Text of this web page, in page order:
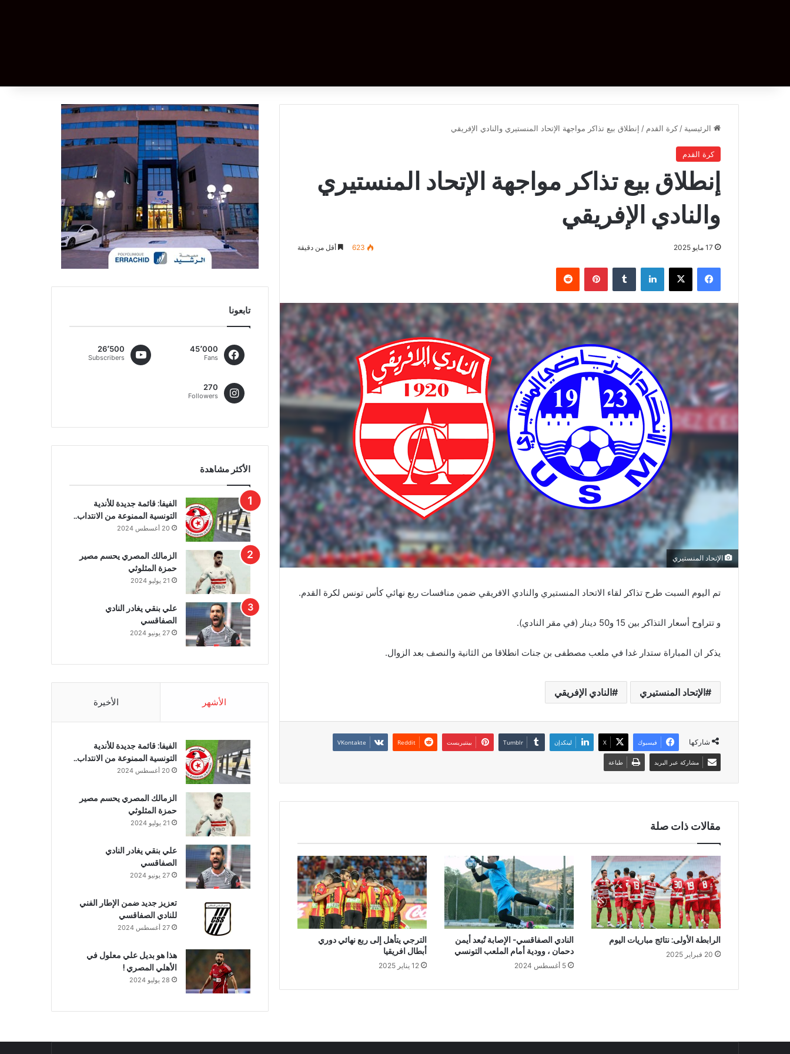
الرئيسية / كرة القدم / إنطلاق بيع تذاكر مواجهة الإتحاد المنستيري والنادي الإفريقي
كرة القدم
إنطلاق بيع تذاكر مواجهة الإتحاد المنستيري
والنادي الإفريقي
17 مايو 2025 623 أقل من دقيقة
فيسبوك ‫X لينكدإن بينتيريست
الإتحاد المنستيري
تم اليوم السبت طرح تذاكر لقاء الاتحاد المنستيري والنادي الافريقي ضمن منافسات ربع نهائي كأس تونس لكرة القدم.
و تتراوح أسعار التذاكر بين 15 و50 دينار (في مقر النادي).
يذكر ان المباراة ستدار غدا في ملعب مصطفى بن جنات انطلاقا من الثانية والنصف بعد الزوال.
الإتحاد المنستيري النادي الإفريقي
شاركها فيسبوك ‫X لينكدإن بينتيريست
مشاركة عبر البريد طباعة
مقالات ذات صلة
الرابطة الأولى: نتائج مباريات اليوم
20 فبراير 2025
النادي الصفاقسي- الإصابة تُبعد أيمن
دحمان ، وودية أمام الملعب التونسي
5 أغسطس 2024
الترجي يتأهل إلى ربع نهائي دوري
أبطال افريقيا
12 يناير 2025
تابعونا
45٬000
Fans
26٬500
Subscribers
270
Followers
الأكثر مشاهدة
الفيفا: قائمة جديدة للأندية
التونسية الممنوعة من الانتداب..
20 أغسطس 2024
الزمالك المصري يحسم مصير
حمزة المثلوثي
21 يوليو 2024
علي بنقي يغادر النادي
الصفاقسي
27 يونيو 2024
الأشهر الأخيرة
الفيفا: قائمة جديدة للأندية
التونسية الممنوعة من الانتداب..
20 أغسطس 2024
الزمالك المصري يحسم مصير
حمزة المثلوثي
21 يوليو 2024
علي بنقي يغادر النادي
الصفاقسي
27 يونيو 2024
تعزيز جديد ضمن الإطار الفني
للنادي الصفاقسي
27 أغسطس 2024
هذا هو بديل علي معلول في
الأهلي المصري !
28 يوليو 2024